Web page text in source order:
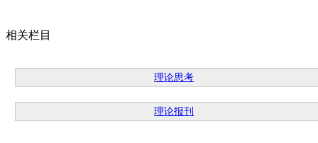
相关栏目
理论思考
理论报刊